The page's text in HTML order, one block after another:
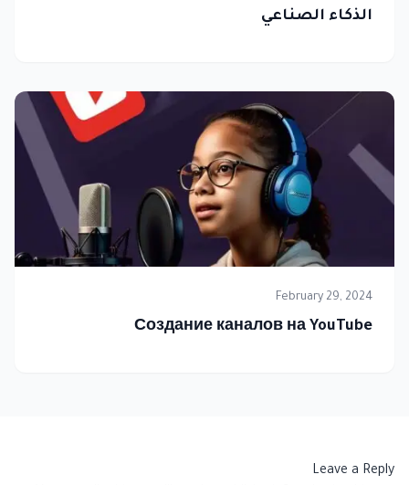
الذكاء الصناعي
February 29, 2024
Создание каналов на YouTube
Leave a Reply